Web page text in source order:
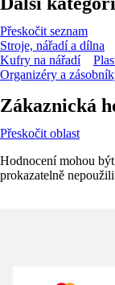
Přeskočit seznam
Stroje, nářadí a dílna
Kufry na nářadí
Organizéry a
Zákaznická
Přeskočit oblast
Hodnocení mohou
prokazatelně